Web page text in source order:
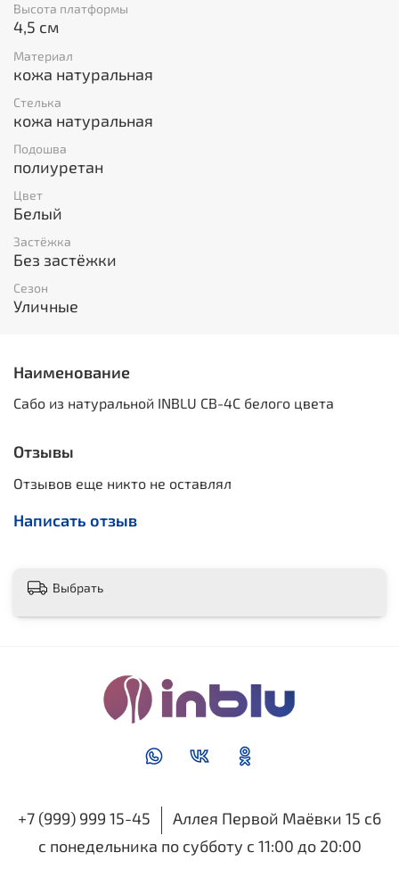
Высота платформы
4,5 см
Материал
кожа натуральная
Стелька
кожа натуральная
Подошва
полиуретан
Цвет
Белый
Застёжка
Без застёжки
Сезон
Уличные
Наименование
Сабо из натуральной INBLU CB-4C белого цвета
Отзывы
Отзывов еще никто не оставлял
Написать отзыв
Выбрать
+7 (999) 999 15-45
Аллея Первой Маёвки 15 с6
с понедельника по субботу с 11:00 до 20:00